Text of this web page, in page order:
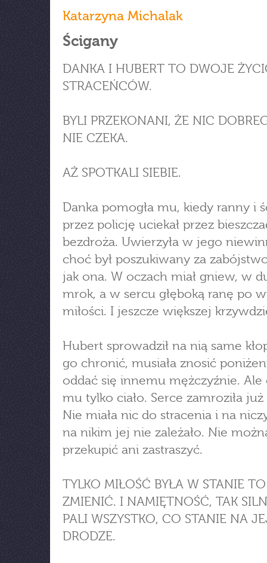
Katarzyna Michalak
Ścigany
DANKA I HUBERT TO DWOJE
STRACEŃCÓW.
BYLI PRZEKONANI, ŻE NIC
NIE CZEKA.
AŻ SPOTKALI SIEBIE.
Danka pomogła mu, kiedy ranny i
przez policję uciekał przez
bezdroża. Uwierzyła w jego
choć był poszukiwany za
jak ona. W oczach miał gniew, w
mrok, a w sercu głęboką ranę po
miłości. I jeszcze większej
Hubert sprowadził na nią same
go chronić, musiała znosić
oddać się innemu mężczyźnie. Ale
mu tylko ciało. Serce zamroziła
Nie miała nic do stracenia i na
na nikim jej nie zależało. Nie
przekupić ani zastraszyć.
TYLKO MIŁOŚĆ BYŁA W STANIE TO
ZMIENIĆ. I NAMIĘTNOŚĆ, TAK
PALI WSZYSTKO, CO STANIE NA
DRODZE.